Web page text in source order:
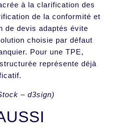
à la clarification des
de la conformité et
de devis adaptés évite
choisie par défaut
Pour une TPE,
représente déjà
– d3sign)